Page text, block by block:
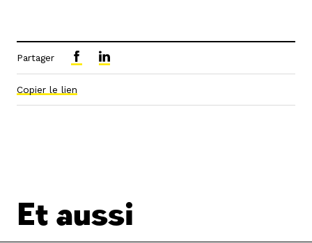
Partager
Copier le lien
Et aussi